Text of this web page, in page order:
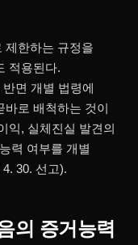
제한하는 규정을
적용된다.
면 개별 법령에
바로 배척하는 것이
익, 실체진실 발견의
력 여부를 개별
30. 선고).
의 증거능력